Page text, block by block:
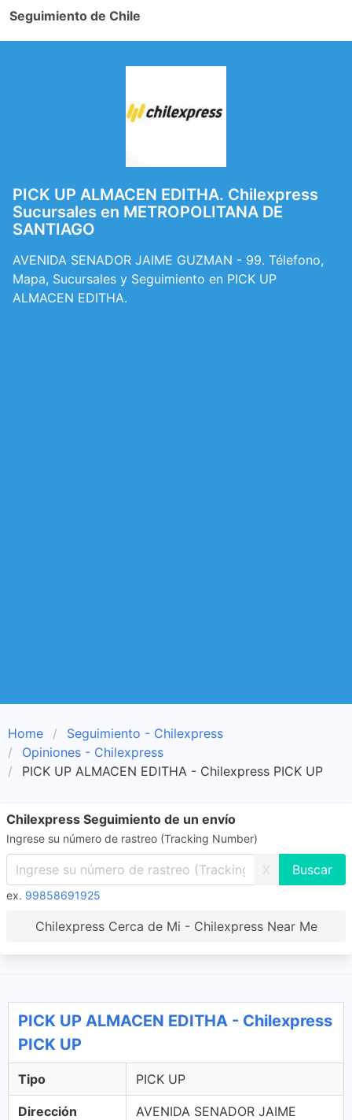
Seguimiento de Chile
PICK UP ALMACEN EDITHA. Chilexpress
Sucursales en METROPOLITANA DE
SANTIAGO
AVENIDA SENADOR JAIME GUZMAN - 99. Télefono,
Mapa, Sucursales y Seguimiento en PICK UP
ALMACEN EDITHA.
Home
Seguimiento - Chilexpress
Opiniones - Chilexpress
PICK UP ALMACEN EDITHA - Chilexpress PICK UP
Chilexpress Seguimiento de un envío
Ingrese su número de rastreo (Tracking Number)
X
ex. 99858691925
Chilexpress Cerca de Mi - Chilexpress Near Me
PICK UP ALMACEN EDITHA - Chilexpress
PICK UP
Tipo PICK UP
Dirección
AVENIDA SENADOR JAIME